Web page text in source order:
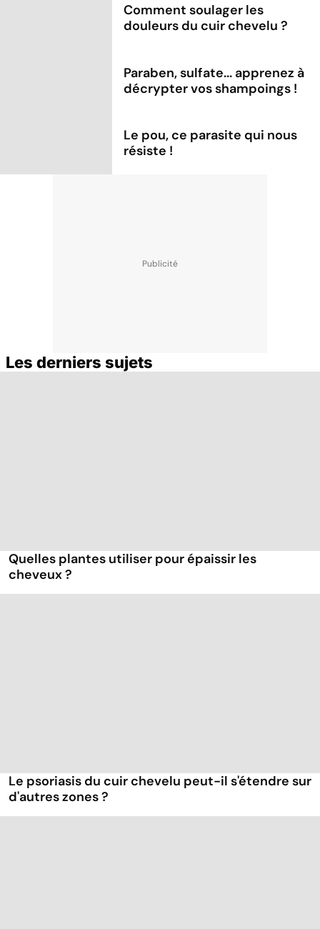
Comment soulager les
douleurs du cuir chevelu ?
Paraben, sulfate... apprenez à
décrypter vos shampoings !
Le pou, ce parasite qui nous
résiste !
Les derniers sujets
Quelles plantes utiliser pour épaissir les
cheveux ?
Le psoriasis du cuir chevelu peut-il s'étendre sur
d'autres zones ?